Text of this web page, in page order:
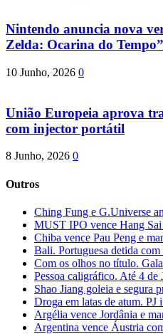
Nintendo anuncia nova
Zelda: Ocarina do Tempo”
10 Junho, 2026 0
União Europeia aprova
com injector portátil
8 Junho, 2026 0
Outros
Ching Fung e G.Universe
MUST IPO vence Hang Sai
Chiba vence Pau Peng e
Bali. Portuguesa detida
Com os olhos no título.
Pessoa caligráfico. Até 4
Shao Jiang goleia e segura
Droga em latas de atum. PJ
Argélia vence Jordânia e
Argentina vence Áustria